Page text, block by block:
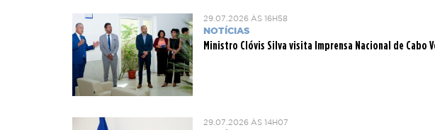
NOTÍCIAS
29.07.2026 ÀS 16H58
Ministro Clóvis Silva visita Imprensa Nacional de Cabo
29.07.2026 ÀS 14H07